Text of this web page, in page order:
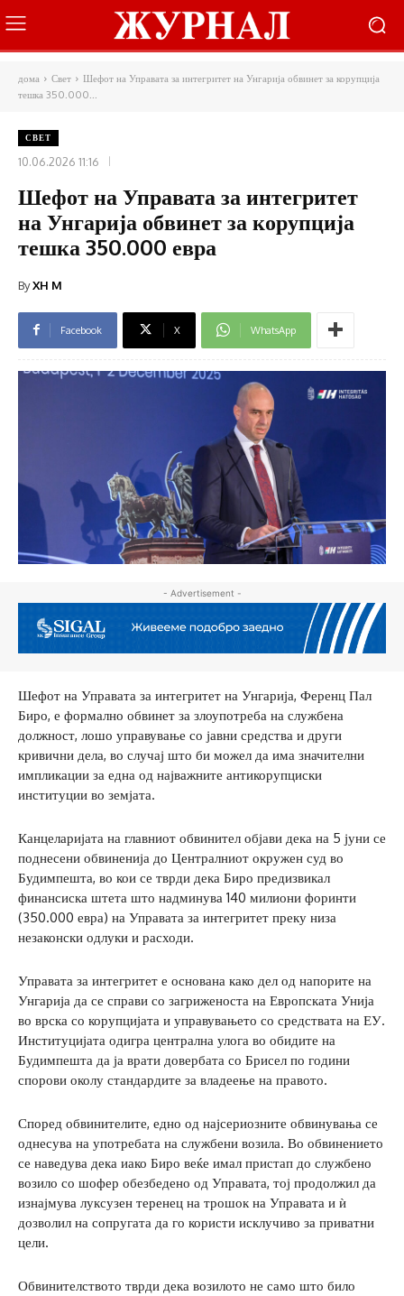
дома Свет
Шефот на Управата за интегритет на Унгарија обвинет за корупција
тешка 350.000...
СВЕТ
10.06.2026 11:16
Шефот на Управата за интегритет
на Унгарија обвинет за корупција
тешка 350.000 евра
ByXH M
Facebook X WhatsApp
- Advertisement -
Шефот на Управата за интегритет на Унгарија, Ференц Пал
Биро, е формално обвинет за злоупотреба на службена
должност, лошо управување со јавни средства и други
кривични дела, во случај што би можел да има значителни
импликации за една од најважните антикорупциски
институции во земјата.
Канцеларијата на главниот обвинител објави дека на 5 јуни се
поднесени обвиненија до Централниот окружен суд во
Будимпешта, во кои се тврди дека Биро предизвикал
финансиска штета што надминува 140 милиони форинти
(350.000 евра) на Управата за интегритет преку низа
незаконски одлуки и расходи.
Управата за интегритет е основана како дел од напорите на
Унгарија да се справи со загриженоста на Европската Унија
во врска со корупцијата и управувањето со средствата на ЕУ.
Институцијата одигра централна улога во обидите на
Будимпешта да ја врати довербата со Брисел по години
спорови околу стандардите за владеење на правото.
Според обвинителите, едно од најсериозните обвинувања се
однесува на употребата на службени возила. Во обвинението
се наведува дека иако Биро веќе имал пристап до службено
возило со шофер обезбедено од Управата, тој продолжил да
изнајмува луксузен теренец на трошок на Управата и ѝ
дозволил на сопругата да го користи исклучиво за приватни
цели.
Обвинителството тврди дека возилото не само што било